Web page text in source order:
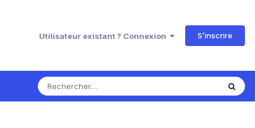
Utilisateur existant ? Connexion S’inscrire